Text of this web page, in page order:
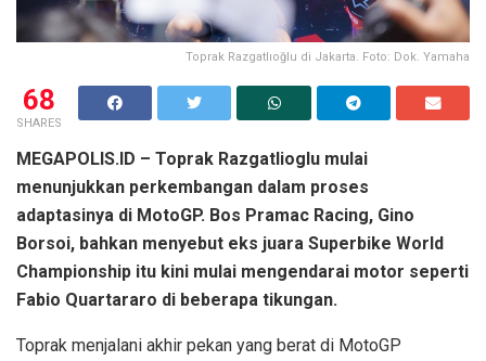
Toprak Razgatlıoğlu di Jakarta. Foto: Dok. Yamaha
68
SHARES
MEGAPOLIS.ID – Toprak Razgatlioglu mulai
menunjukkan perkembangan dalam proses
adaptasinya di MotoGP. Bos Pramac Racing, Gino
Borsoi, bahkan menyebut eks juara Superbike World
Championship itu kini mulai mengendarai motor seperti
Fabio Quartararo di beberapa tikungan.
Toprak menjalani akhir pekan yang berat di MotoGP